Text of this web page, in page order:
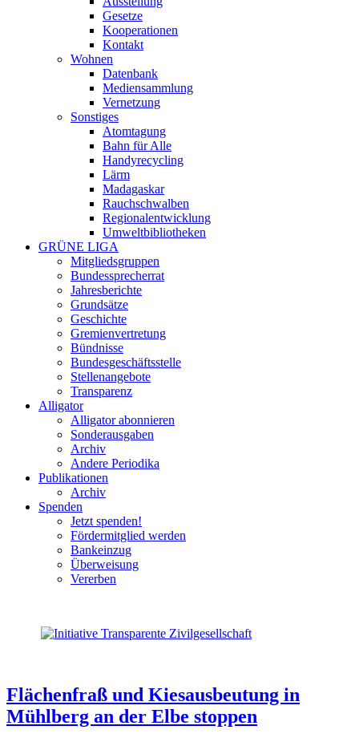
Gesetze
Kooperationen
Kontakt
Wohnen
Datenbank
Mediensammlung
Vernetzung
Sonstiges
Atomtagung
Bahn für Alle
Handyrecycling
Lärm
Madagaskar
Rauchschwalben
Regionalentwicklung
Umweltbibliotheken
GRÜNE LIGA
Mitgliedsgruppen
Bundessprecherrat
Jahresberichte
Grundsätze
Geschichte
Gremienvertretung
Bündnisse
Bundesgeschäftsstelle
Stellenangebote
Transparenz
Alligator
Alligator abonnieren
Sonderausgaben
Archiv
Andere Periodika
Publikationen
Archiv
Spenden
Jetzt spenden!
Fördermitglied werden
Bankeinzug
Überweisung
Vererben
Flächenfraß und Kiesausbeutung in
Mühlberg an der Elbe stoppen